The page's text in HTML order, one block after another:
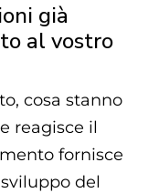
già
al vostro
cosa stanno
reagisce il
fornisce
del